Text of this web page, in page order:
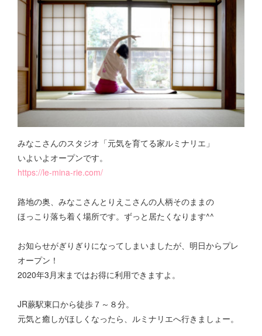
みなこさんのスタジオ「元気を育てる家ルミナリエ」
いよいよオープンです。
https://le-mina-rie.com/
路地の奥、みなこさんとりえこさんの人柄そのままの
ほっこり落ち着く場所です。ずっと居たくなります^^
お知らせがぎりぎりになってしまいましたが、明日からプレ
オープン！
2020年3月末まではお得に利用できますよ。
JR蕨駅東口から徒歩７～８分。
元気と癒しがほしくなったら、ルミナリエへ行きましょー。